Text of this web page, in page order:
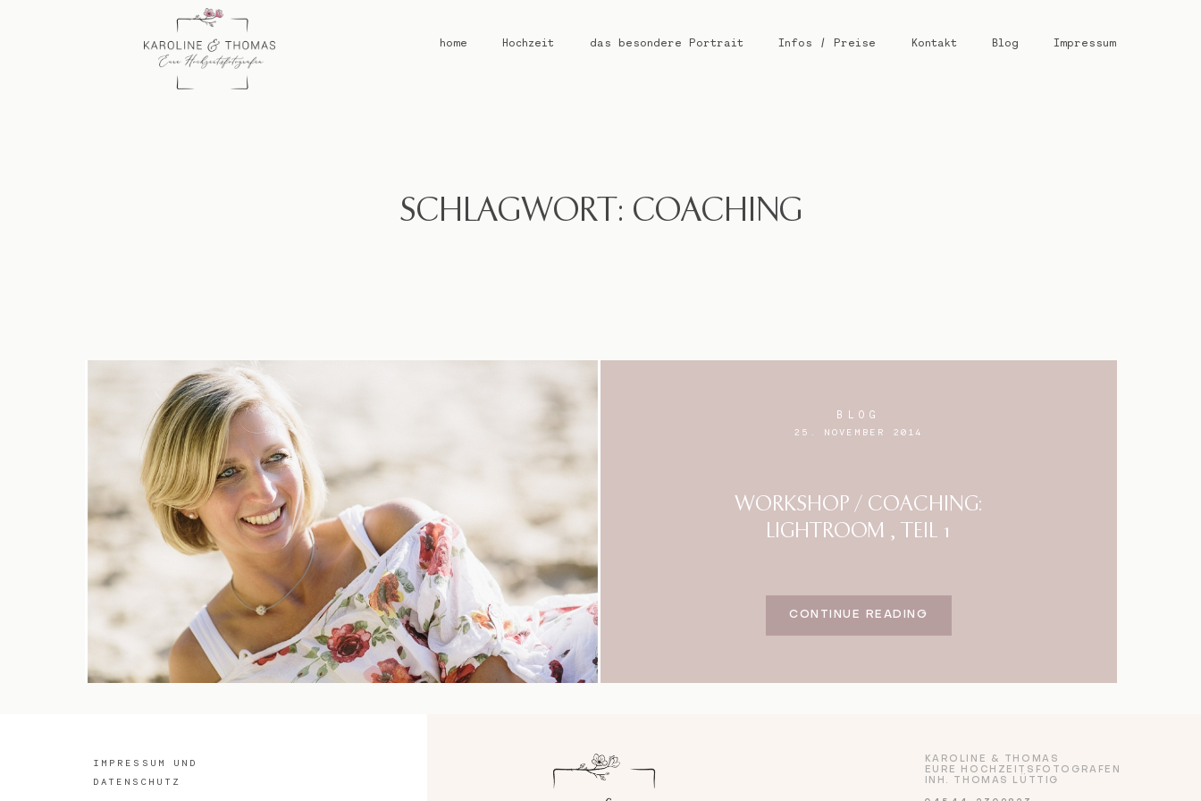
home Hochzeit das besondere Portrait Infos / Preise Kontakt Blog Impressum
SCHLAGWORT: COACHING
BLOG
25. NOVEMBER 2014
WORKSHOP / COACHING:
LIGHTROOM , TEIL 1
CONTINUE READING
KAROLINE & THOMAS
EURE HOCHZEITSFOTOGRAFEN
INH. THOMAS LÜTTIG
IMPRESSUM UND
DATENSCHUTZ
das besondere Portrait